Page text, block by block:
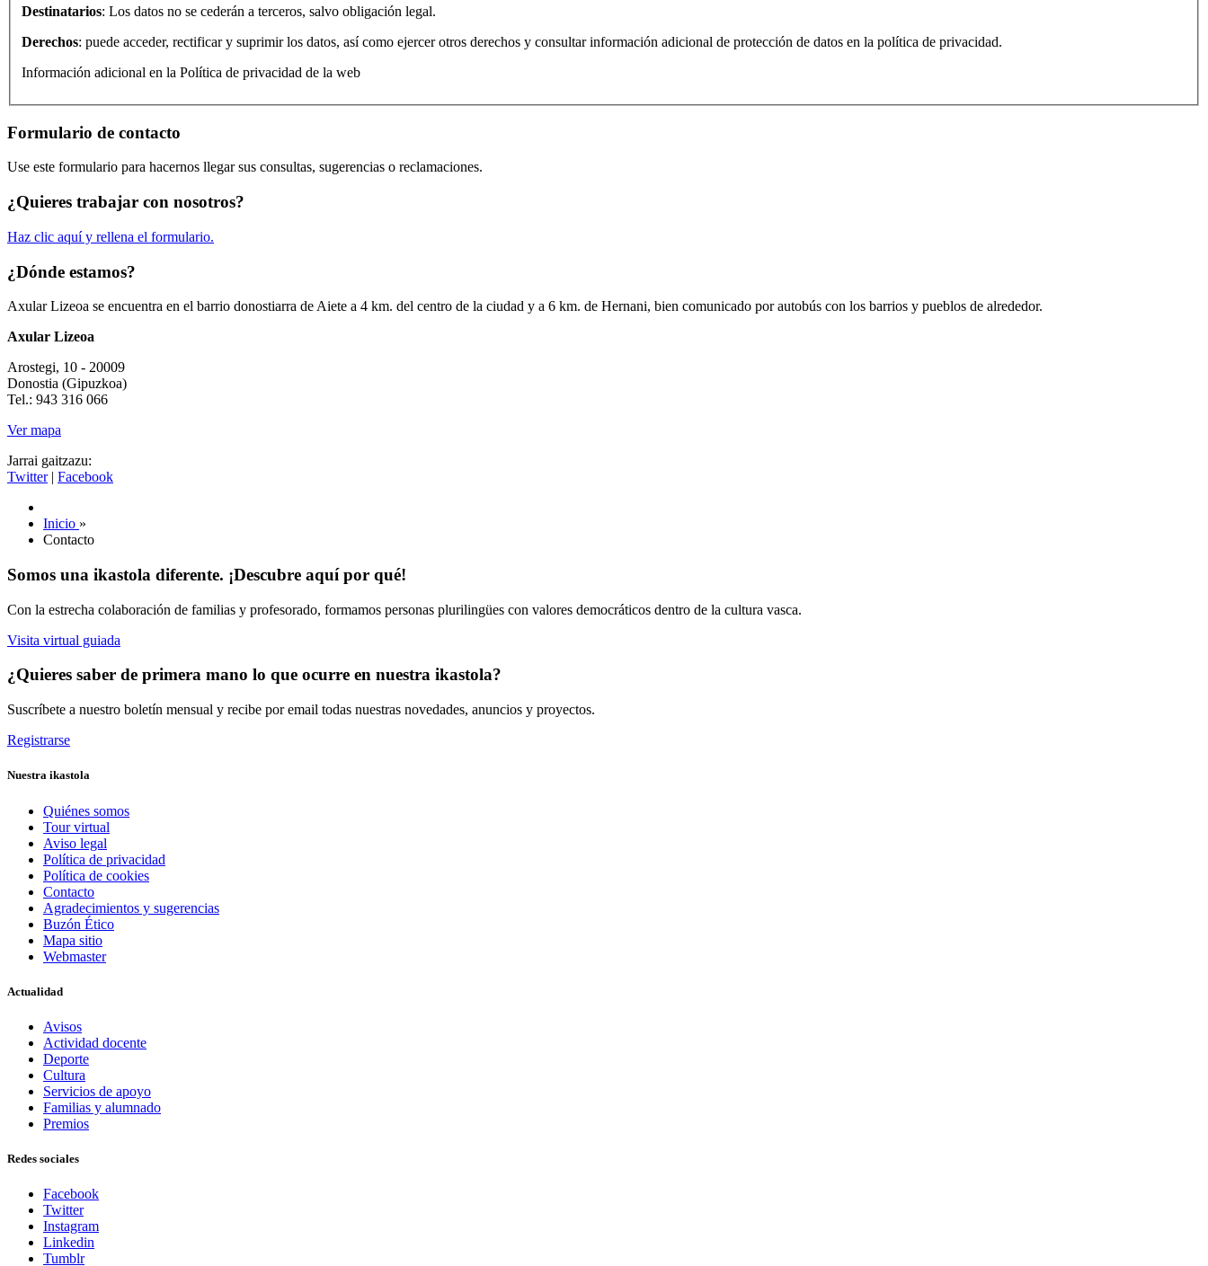
Destinatarios: Los datos no se cederán a terceros, salvo obligación legal.
Derechos: puede acceder, rectificar y suprimir los datos, así como ejercer otros derechos y consultar información adicional de protección de datos en la política de privacidad.
Información adicional en la Política de privacidad de la web
Formulario de contacto
Use este formulario para hacernos llegar sus consultas, sugerencias o reclamaciones.
¿Quieres trabajar con nosotros?
Haz clic aquí y rellena el formulario.
¿Dónde estamos?
Axular Lizeoa se encuentra en el barrio donostiarra de Aiete a 4 km. del centro de la ciudad y a 6 km. de Hernani, bien comunicado por autobús con los barrios y pueblos de alrededor.
Axular Lizeoa
Arostegi, 10 - 20009
Donostia (Gipuzkoa)
Tel.: 943 316 066
Ver mapa
Jarrai gaitzazu:
Twitter| Facebook
Inicio »
Contacto
Somos una ikastola diferente. ¡Descubre aquí por qué!
Con la estrecha colaboración de familias y profesorado, formamos personas plurilingües con valores democráticos dentro de la cultura vasca.
Visita virtual guiada
¿Quieres saber de primera mano lo que ocurre en nuestra ikastola?
Suscríbete a nuestro boletín mensual y recibe por email todas nuestras novedades, anuncios y proyectos.
Registrarse
Nuestra ikastola
Quiénes somos
Tour virtual
Aviso legal
Política de privacidad
Política de cookies
Contacto
Agradecimientos y sugerencias
Buzón Ético
Mapa sitio
Webmaster
Actualidad
Avisos
Actividad docente
Deporte
Cultura
Servicios de apoyo
Familias y alumnado
Premios
Redes sociales
Facebook
Twitter
Instagram
Linkedin
Tumblr